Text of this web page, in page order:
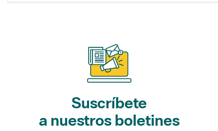
Suscríbete
a nuestros boletines